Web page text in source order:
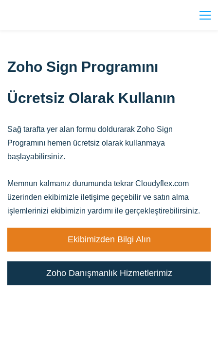
Zoho Sign Programını
Ücretsiz Olarak Kullanın
Sağ tarafta yer alan formu doldurarak Zoho Sign
Programını hemen ücretsiz olarak kullanmaya
başlayabilirsiniz.
Memnun kalmanız durumunda tekrar Cloudyflex.com
üzerinden ekibimizle iletişime geçebilir ve satın alma
işlemlerinizi ekibimizin yardımı ile gerçekleştirebilirsiniz.
Ekibimizden Bilgi Alın
Zoho Danışmanlık Hizmetlerimiz